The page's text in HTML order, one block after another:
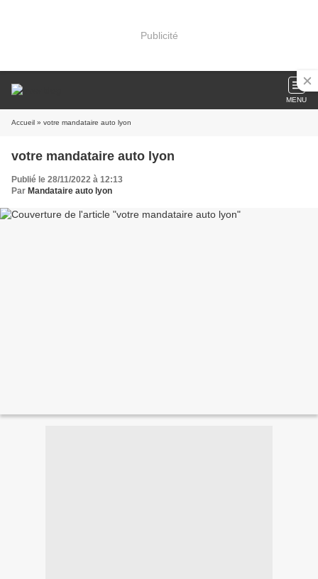
Publicité
MENU
Accueil » votre mandataire auto lyon
votre mandataire auto lyon
Publié le 28/11/2022 à 12:13
Par Mandataire auto lyon